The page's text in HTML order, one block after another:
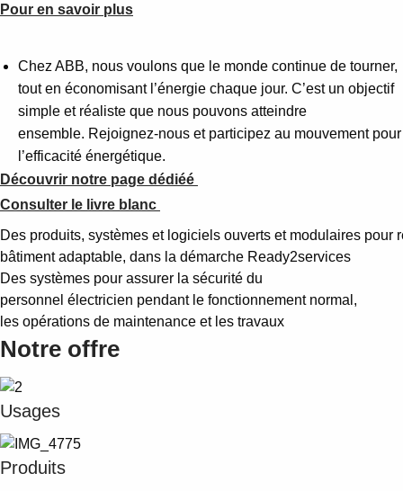
Pour en savoir plus
Chez ABB, nous voulons que le monde continue de tourner,
tout en économisant l’énergie chaque jour. C’est un objectif
simple et réaliste que nous pouvons atteindre
ensemble. Rejoignez-nous et participez au mouvement pour
l’efficacité énergétique.
Découvrir notre page dédiéé
Consulter le livre blanc
Des produits, systèmes et logiciels ouverts et modulaires pour
bâtiment adaptable, dans la démarche Ready2services
Des systèmes pour assurer la sécurité du
personnel électricien pendant le fonctionnement normal,
les opérations de maintenance et les travaux
Notre offre
Usages
Produits